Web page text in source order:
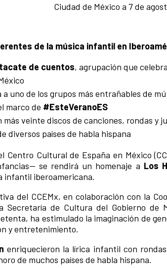
Ciudad de México a 7 de
de la música infantil en
de cuentos, agrupación que
a uno de los grupos más entrañables de
marco de #EsteVeranoES
más veinte discos de canciones, rondas y
diversos países de habla hispana
Centro Cultural de España en México
se rendirá un homenaje a Los
infantil iberoamericana.
del CCEMx, en colaboración con la
Secretaría de Cultura del Gobierno de
ha estimulado la imaginación de
y entretenimiento.
enriquecieron la lírica infantil con
de muchos países de habla hispana.